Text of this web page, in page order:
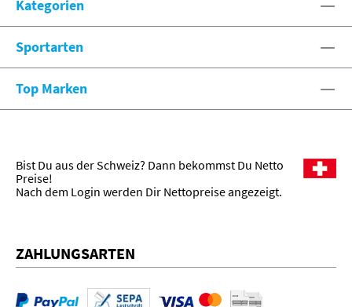
Kategorien
Sportarten
Top Marken
Bist Du aus der Schweiz? Dann bekommst Du Netto
Preise!
Nach dem Login werden Dir Nettopreise angezeigt.
ZAHLUNGSARTEN